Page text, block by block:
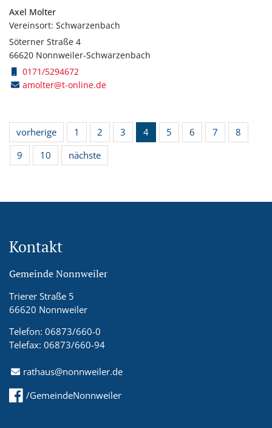
Axel Molter
Vereinsort: Schwarzenbach
Söterner Straße 4
66620 Nonnweiler-Schwarzenbach
0171/5294672
amolter@t-online.de
vorherige 1 2 3 4 5 6 7
8
9
10 nächste
Kontakt
Gemeinde Nonnweiler
Trierer Straße 5
66620 Nonnweiler
Telefon: 06873/660-0
Telefax: 06873/660-94
rathaus@nonnweiler.de
/GemeindeNonnweiler